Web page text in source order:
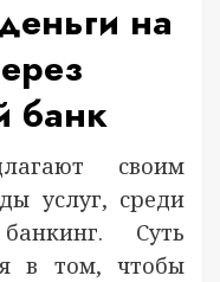
на
банк
своим
услуг, среди
Суть
в том, чтобы